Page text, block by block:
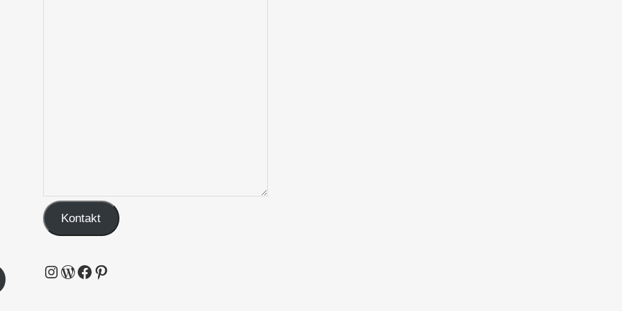
Kontakt
Instagram
WordPress
Facebook
Pinterest